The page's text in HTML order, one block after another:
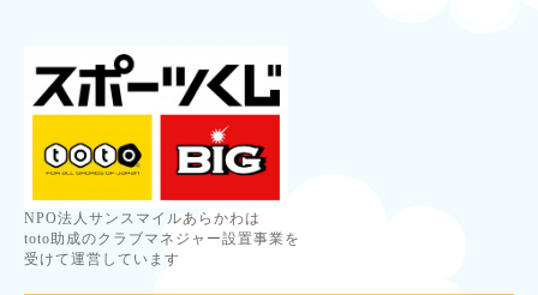
NPO法人サンスマイルあらかわは
toto助成のクラブマネジャー設置事業を
受けて運営しています